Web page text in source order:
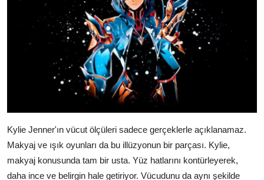
Kylie Jenner'ın vücut ölçüleri sadece gerçeklerle açıklanamaz.
Makyaj ve ışık oyunları da bu illüzyonun bir parçası. Kylie,
makyaj konusunda tam bir usta. Yüz hatlarını kontürleyerek,
daha ince ve belirgin hale getiriyor. Vücudunu da aynı şekilde